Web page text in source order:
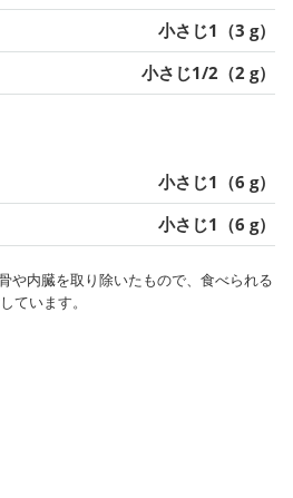
小さじ1（3 g）
小さじ1/2（2 g）
小さじ1（6 g）
小さじ1（6 g）
や内臓を取り除いたもので、食べられる
ています。